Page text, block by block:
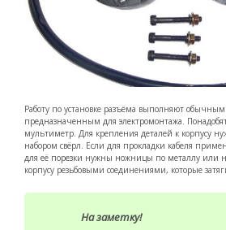
Работу по установке разъёма выполняют
предназначенным для электромонтажа.
мультиметр. Для крепления деталей к корпусу
набором свёрл. Если для прокладки кабеля
для её порезки нужны ножницы по металлу или
корпусу резьбовыми соединениями, которые
На заметку!